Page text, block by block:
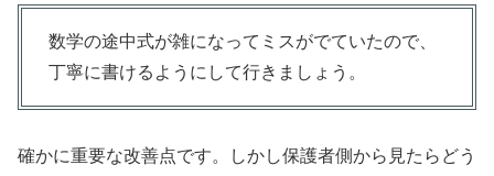
数学の途中式が雑になってミスがでていたので、
丁寧に書けるようにして行きましょう。
確かに重要な改善点です。しかし保護者側から見たらどう